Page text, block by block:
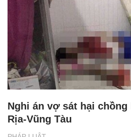
Nghi án vợ sát hại
Rịa-Vũng Tàu